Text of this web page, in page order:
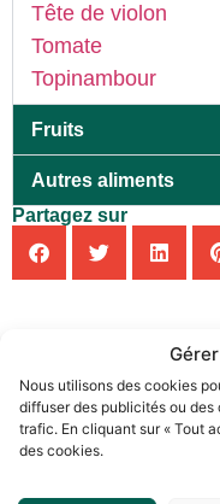
Nous utilisons des cookies
diffuser des publicités ou
trafic. En cliquant sur « Tout
des cookies.
Tête de violon
Tomate
Topinambour
Fruits
Autres aliments
Partagez sur